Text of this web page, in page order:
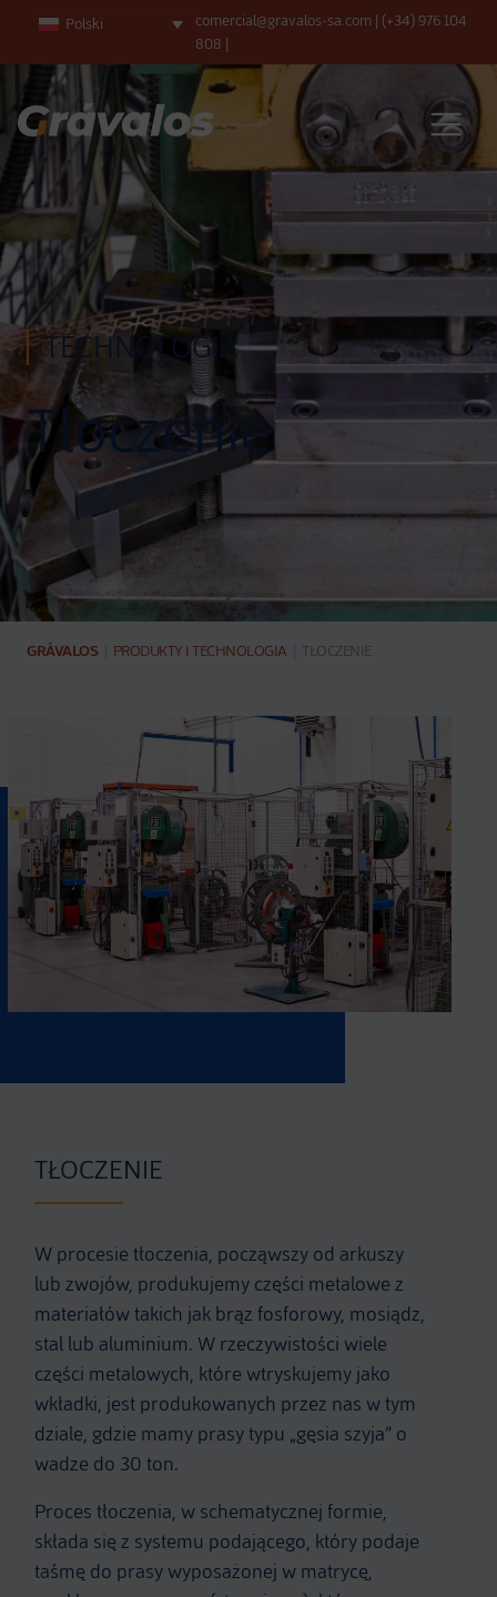
Polski comercial@gravalos-sa.com | (+34) 976 104
808 |
Main Navigation
TECHNOLOGIA
Tłoczenie
GRÁVALOS PRODUKTY I TECHNOLOGIA TŁOCZENIE
TŁOCZENIE
W procesie tłoczenia, począwszy od arkuszy
lub zwojów, produkujemy części metalowe z
materiałów takich jak brąz fosforowy, mosiądz,
stal lub aluminium. W rzeczywistości wiele
części metalowych, które wtryskujemy jako
wkładki, jest produkowanych przez nas w tym
dziale, gdzie mamy prasy typu „gęsia szyja” o
wadze do 30 ton.
Proces tłoczenia, w schematycznej formie,
składa się z systemu podającego, który podaje
taśmę do prasy wyposażonej w matrycę,